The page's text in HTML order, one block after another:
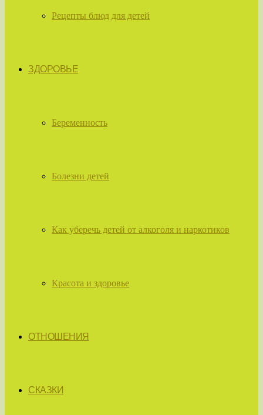
Рецепты блюд для детей
ЗДОРОВЬЕ
Беременность
Болезни детей
Как уберечь детей от алкоголя и наркотиков
Красота и здоровье
ОТНОШЕНИЯ
СКАЗКИ